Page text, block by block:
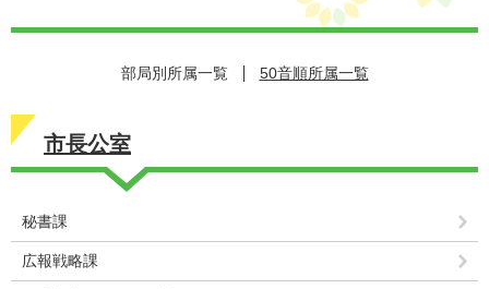
部局別所属一覧 50音順所属一覧
市長公室
秘書課
広報戦略課